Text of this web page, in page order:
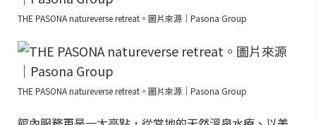
THE PASONA natureverse retreat。圖片來源｜Pasona Group
THE PASONA natureverse retreat。圖片來源｜Pasona Group